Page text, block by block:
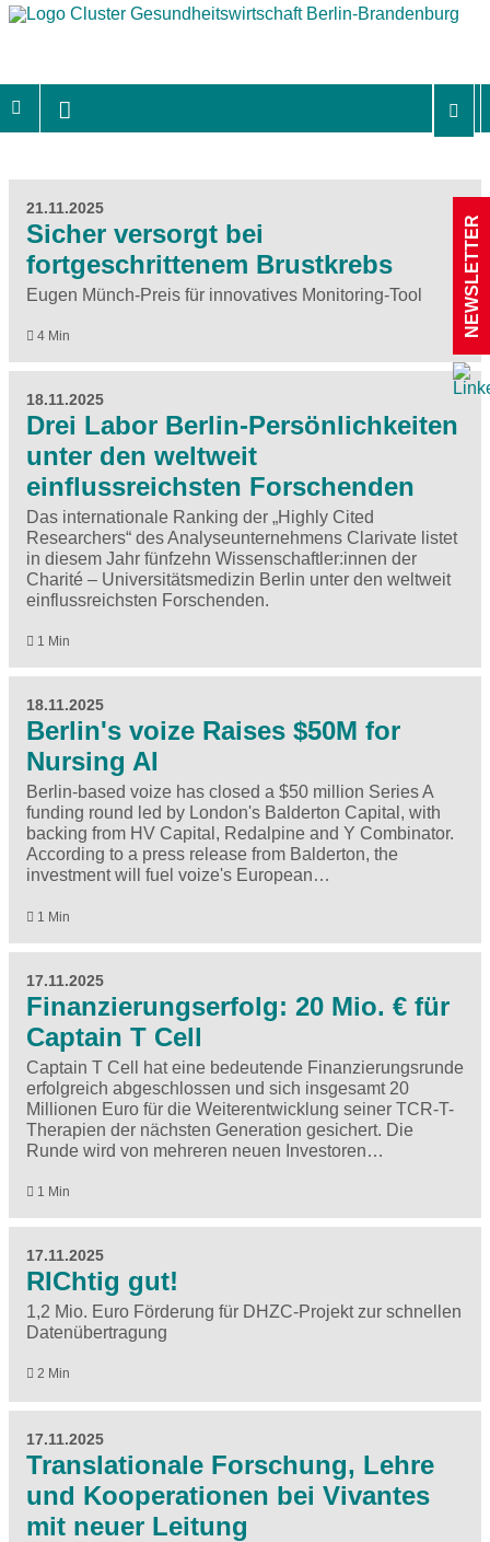
21.11.2025
Sicher versorgt bei
fortgeschrittenem Brustkrebs
Eugen Münch-Preis für innovatives Monitoring-Tool
4 Min
18.11.2025
Drei Labor Berlin-Persönlichkeiten
unter den weltweit
einflussreichsten Forschenden
Das internationale Ranking der „Highly Cited
Researchers“ des Analyseunternehmens Clarivate listet
in diesem Jahr fünfzehn Wissenschaftler:innen der
Charité – Universitätsmedizin Berlin unter den weltweit
einflussreichsten Forschenden.
1 Min
18.11.2025
Berlin's voize Raises $50M for
Nursing AI
Berlin-based voize has closed a $50 million Series A
funding round led by London's Balderton Capital, with
backing from HV Capital, Redalpine and Y Combinator.
According to a press release from Balderton, the
investment will fuel voize's European…
1 Min
17.11.2025
Finanzierungserfolg: 20 Mio. € für
Captain T Cell
Captain T Cell hat eine bedeutende Finanzierungsrunde
erfolgreich abgeschlossen und sich insgesamt 20
Millionen Euro für die Weiterentwicklung seiner TCR-T-
Therapien der nächsten Generation gesichert. Die
Runde wird von mehreren neuen Investoren…
1 Min
17.11.2025
RIChtig gut!
1,2 Mio. Euro Förderung für DHZC-Projekt zur schnellen
Datenübertragung
2 Min
17.11.2025
Translationale Forschung, Lehre
und Kooperationen bei Vivantes
mit neuer Leitung
NEWSLETTER